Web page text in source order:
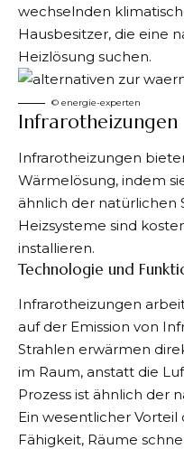
wechselnden
Hausbesitzer, die eine
Heizlösung suchen.
© energie-experten
Infrarotheizungen
Infrarotheizungen
Wärmelösung, indem
ähnlich der natürlichen
Heizsysteme sind
installieren.
Technologie und
Infrarotheizungen
auf der Emission von
Strahlen erwärmen
im Raum, anstatt die
Prozess ist ähnlich der
Ein wesentlicher Vorteil
Fähigkeit, Räume